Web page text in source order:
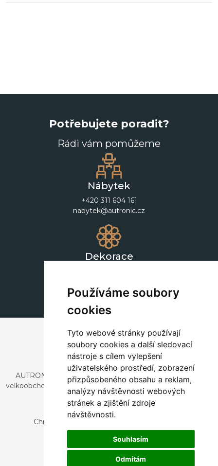
Používáme soubory
cookies
Tyto webové stránky používají
soubory cookies a další sledovací
nástroje s cílem vylepšení
uživatelského prostředí, zobrazení
přizpůsobeného obsahu a reklam,
analýzy návštěvnosti webových
stránek a zjištění zdroje
návštěvnosti.
Souhlasím
Odmítám
Potřebujete poradit?
Rádi vám pomůžeme
Nábytek
+420 311 604 161
nabytek@autronic.cz
Dekorace
AUTRONIC, s.r.o. je společnost zabývající se dovozem a
velkoobchodním prodejem designového i stylového nábytku
a dekorací.
Česká republika
Chrustenice 270, 267 12 Loděnice u Berouna
Slovensko
Nová 366, 032 02 Závažná Poruba